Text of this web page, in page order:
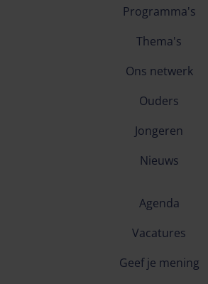
Agenda
Vacatures
Geef je mening
Programma's
Thema's
Ons netwerk
Ouders
Jongeren
Nieuws